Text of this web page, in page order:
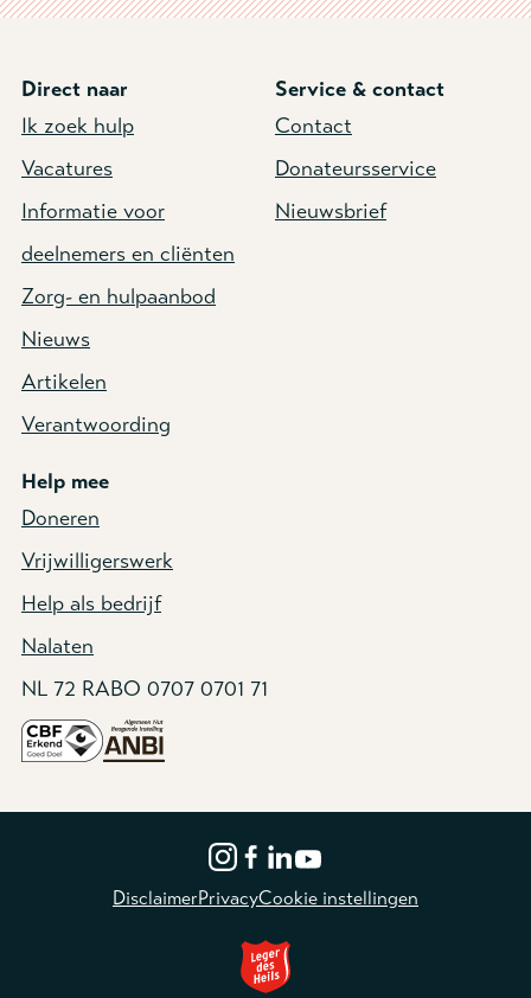
Direct naar
Ik zoek hulp
Vacatures
Informatie voor
deelnemers en cliënten
Zorg- en hulpaanbod
Nieuws
Artikelen
Verantwoording
Service & contact
Contact
Donateursservice
Nieuwsbrief
Help mee
Doneren
Vrijwilligerswerk
Help als bedrijf
Nalaten
NL 72 RABO 0707 0701 71
DisclaimerPrivacyCookie instellingen